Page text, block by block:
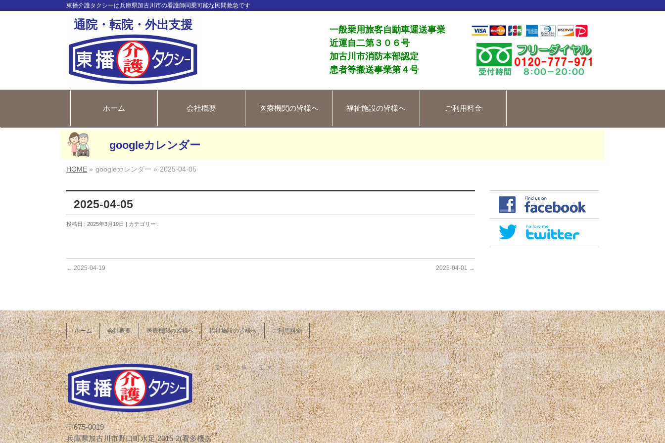
東播介護タクシーは兵庫県加古川市の看護師同乗可能な民間救急です
通院・転院・外出支援
一般乗用旅客自動車運送事業
近運自二第３０６号
加古川市消防本部認定
患者等搬送事業第４号
ホーム 会社概要 医療機関の皆様へ 福祉施設の皆様へ ご利用料金
googleカレンダー
HOME » googleカレンダー » 2025-04-05
2025-04-05
投稿日 : 2025年3月19日 | カテゴリー :
← 2025-04-19 2025-04-01 →
ホーム 会社概要 医療機関の皆様へ 福祉施設の皆様へ ご利用料金
〒675-0019
兵庫県加古川市野口町水足 2015-2(看多機あ
リンク集 ♥